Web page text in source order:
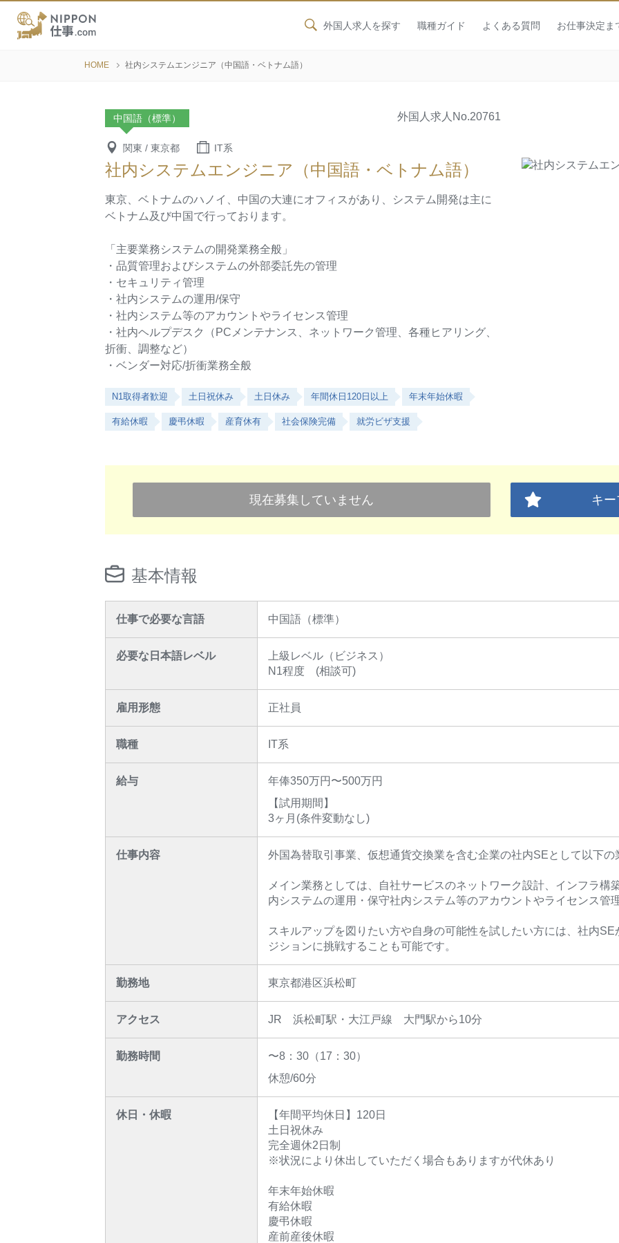
外国人求人を探す 職種ガイド よくある質問 お仕事決定ま
HOME 社内システムエンジニア（中国語・ベトナム語）
中国語（標準） 外国人求人 No.20761
関東 / 東京都 IT系
社内システムエンジニア（中国語・ベトナム語）
東京、ベトナムのハノイ、中国の大連にオフィスがあり、システム開発は主に
ベトナム及び中国で行っております。
「主要業務システムの開発業務全般」
・品質管理およびシステムの外部委託先の管理
・セキュリティ管理
・社内システムの運用/保守
・社内システム等のアカウントやライセンス管理
・社内ヘルプデスク（PCメンテナンス、ネットワーク管理、各種ヒアリング、
折衝、調整など）
・ベンダー対応/折衝業務全般
N1取得者歓迎 土日祝休み 土日休み 年間休日120日以上 年末年始休暇
有給休暇 慶弔休暇 産育休有 社会保険完備 就労ビザ支援
現在募集していません キー
基本情報
仕事で必要な言語 中国語（標準）
必要な日本語レベル
上級レベル（ビジネス）
N1程度 (相談可)
雇用形態 正社員
職種 IT系
給与
年俸350万円〜500万円
【試用期間】
3ヶ月(条件変動なし)
仕事内容 外国為替取引事業、仮想通貨交換業を含む企業の社内SEとして以下
メイン業務としては、自社サービスのネットワーク設計、インフラ構
内システムの運用・保守社内システム等のアカウントやライセンス管
スキルアップを図りたい方や自身の可能性を試したい方には、社内
ジションに挑戦することも可能です。
勤務地 東京都港区浜松町
アクセス JR 浜松町駅・大江戸線 大門駅から10分
勤務時間
〜8：30（17：30）
休憩/60分
休日・休暇
【年間平均休日】120日
土日祝休み
完全週休2日制
※状況により休出していただく場合もありますが代休あり
年末年始休暇
有給休暇
慶弔休暇
産前産後休暇